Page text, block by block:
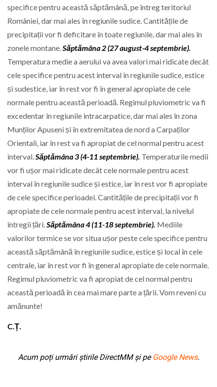
specifice pentru această săptămână, pe întreg teritoriul
României, dar mai ales în regiunile sudice. Cantitățile de
precipitații vor fi deficitare în toate regiunile, dar mai ales în
zonele montane.Săptămâna 2 (27 august-4 septembrie).
Temperatura medie a aerului va avea valori mai ridicate decât
cele specifice pentru acest interval în regiunile sudice, estice
și sudestice, iar în rest vor fi în general apropiate de cele
normale pentru această perioadă. Regimul pluviometric va fi
excedentar în regiunile intracarpatice, dar mai ales în zona
Munților Apuseni și în extremitatea de nord a Carpaților
Orientali, iar în rest va fi apropiat de cel normal pentru acest
interval.Săptămâna 3 (4-11 septembrie). Temperaturile medii
vor fi ușor mai ridicate decât cele normale pentru acest
interval în regiunile sudice și estice, iar în rest vor fi apropiate
de cele specifice perioadei. Cantitățile de precipitații vor fi
apropiate de cele normale pentru acest interval, la nivelul
întregii țări.Săptămâna 4 (11-18 septembrie). Mediile
valorilor termice se vor situa ușor peste cele specifice pentru
această săptămână în regiunile sudice, estice și local în cele
centrale, iar în rest vor fi în general apropiate de cele normale.
Regimul pluviometric va fi apropiat de cel normal pentru
această perioadă în cea mai mare parte a țării. Vom reveni cu
amănunte!
C.Ț.
Acum poți urmări știrile DirectMM și pe Google News.